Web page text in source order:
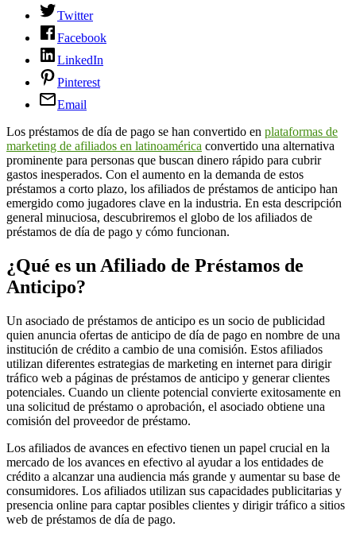
Twitter
Facebook
LinkedIn
Pinterest
Email
Los préstamos de día de pago se han convertido en plataformas de
marketing de afiliados en latinoamérica convertido una alternativa
prominente para personas que buscan dinero rápido para cubrir
gastos inesperados. Con el aumento en la demanda de estos
préstamos a corto plazo, los afiliados de préstamos de anticipo han
emergido como jugadores clave en la industria. En esta descripción
general minuciosa, descubriremos el globo de los afiliados de
préstamos de día de pago y cómo funcionan.
¿Qué es un Afiliado de Préstamos de
Anticipo?
Un asociado de préstamos de anticipo es un socio de publicidad
quien anuncia ofertas de anticipo de día de pago en nombre de una
institución de crédito a cambio de una comisión. Estos afiliados
utilizan diferentes estrategias de marketing en internet para dirigir
tráfico web a páginas de préstamos de anticipo y generar clientes
potenciales. Cuando un cliente potencial convierte exitosamente en
una solicitud de préstamo o aprobación, el asociado obtiene una
comisión del proveedor de préstamo.
Los afiliados de avances en efectivo tienen un papel crucial en la
mercado de los avances en efectivo al ayudar a los entidades de
crédito a alcanzar una audiencia más grande y aumentar su base de
consumidores. Los afiliados utilizan sus capacidades publicitarias y
presencia online para captar posibles clientes y dirigir tráfico a sitios
web de préstamos de día de pago.